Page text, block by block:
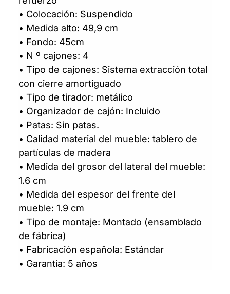
• Colocación: Suspendido
• Medida alto: 49,9 cm
• Fondo: 45cm
• N º cajones: 4
• Tipo de cajones: Sistema extracción total
con cierre amortiguado
• Tipo de tirador: metálico
• Organizador de cajón: Incluido
• Patas: Sin patas.
• Calidad material del mueble: tablero de
partículas de madera
• Medida del grosor del lateral del mueble:
1.6 cm
• Medida del espesor del frente del
mueble: 1.9 cm
• Tipo de montaje: Montado (ensamblado
de fábrica)
• Fabricación española: Estándar
• Garantía: 5 años